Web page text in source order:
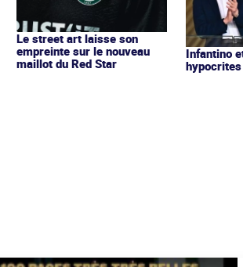
Le street art laisse son
empreinte sur le nouveau
maillot du Red Star
Infantino
hypocrites